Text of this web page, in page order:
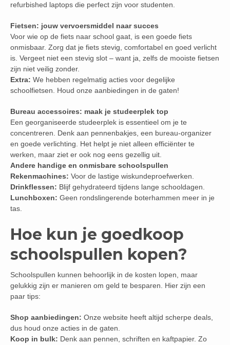
refurbished laptops die perfect zijn voor studenten.
Fietsen: jouw vervoersmiddel naar succes
Voor wie op de fiets naar school gaat, is een goede fiets
onmisbaar. Zorg dat je fiets stevig, comfortabel en goed verlicht
is. Vergeet niet een stevig slot – want ja, zelfs de mooiste fietsen
zijn niet veilig zonder.
Extra: We hebben regelmatig acties voor degelijke
schoolfietsen. Houd onze aanbiedingen in de gaten!
Bureau accessoires: maak je studeerplek top
Een georganiseerde studeerplek is essentieel om je te
concentreren. Denk aan pennenbakjes, een bureau-organizer
en goede verlichting. Het helpt je niet alleen efficiënter te
werken, maar ziet er ook nog eens gezellig uit.
Andere handige en onmisbare schoolspullen
Rekenmachines: Voor de lastige wiskundeproefwerken.
Drinkflessen: Blijf gehydrateerd tijdens lange schooldagen.
Lunchboxen: Geen rondslingerende boterhammen meer in je
tas.
Hoe kun je goedkoop
schoolspullen kopen?
Schoolspullen kunnen behoorlijk in de kosten lopen, maar
gelukkig zijn er manieren om geld te besparen. Hier zijn een
paar tips:
Shop aanbiedingen: Onze website heeft altijd scherpe deals,
dus houd onze acties in de gaten.
Koop in bulk: Denk aan pennen, schriften en kaftpapier. Zo